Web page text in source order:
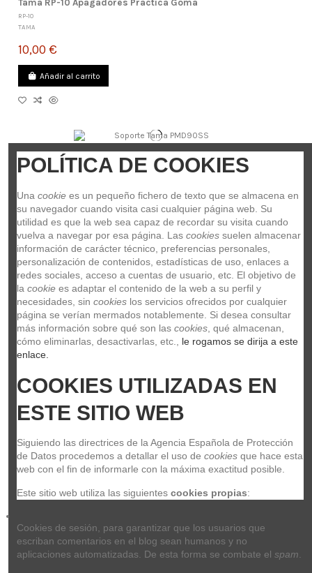
Tama RP-10 Apagadores Practica Goma
RP-10
TAMA
10,00 €
Añadir al carrito
Soporte Tama PMD90SS
PMD90SS
343,00 €
Añadir al carrito
Alfombra Tama PDM-11
PDM-11
TAMA
16,00 €
Añadir al carrito
Maza Tama PB90F
PB90F
18,00 €
Añadir al carrito
POLÍTICA DE COOKIES
Una cookie es un pequeño fichero de texto que se almacena en
su navegador cuando visita casi cualquier página web. Su
utilidad es que la web sea capaz de recordar su visita cuando
vuelva a navegar por esa página. Las cookies suelen almacenar
información de carácter técnico, preferencias personales,
personalización de contenidos, estadísticas de uso, enlaces a
redes sociales, acceso a cuentas de usuario, etc. El objetivo de
la cookie es adaptar el contenido de la web a su perfil y
necesidades, sin cookies los servicios ofrecidos por cualquier
página se verían mermados notablemente. Si desea consultar
más información sobre qué son las cookies , qué almacenan,
cómo eliminarlas, desactivarlas, etc.,
le rogamos se dirija a este
enlace.
COOKIES UTILIZADAS EN
ESTE SITIO WEB
Siguiendo las directrices de la Agencia Española de Protección
de Datos procedemos a detallar el uso de cookies que hace esta
web con el fin de informarle con la máxima exactitud posible.
Este sitio web utiliza las siguientes cookies propias:
Cookies de sesión, para garantizar que los usuarios que
escriban comentarios en el blog sean humanos y no
aplicaciones automatizadas. De esta forma se combate el spam